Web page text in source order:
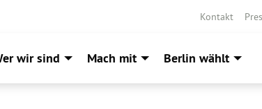
Kontakt
wir sind Mach mit Berlin wählt